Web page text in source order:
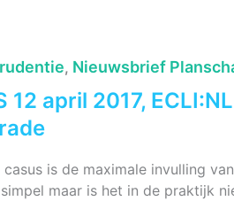
, Nieuwsbrief
12 april 2017,
casus is de maximale invulling
maar is het in de praktijk